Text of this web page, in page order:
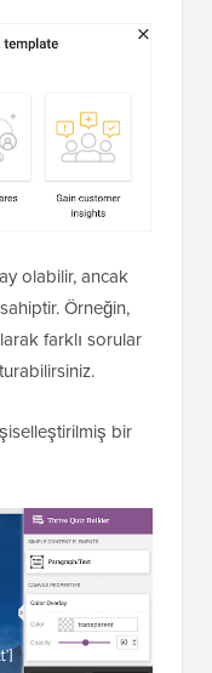
olabilir, ancak
Örneğin,
farklı sorular
bir